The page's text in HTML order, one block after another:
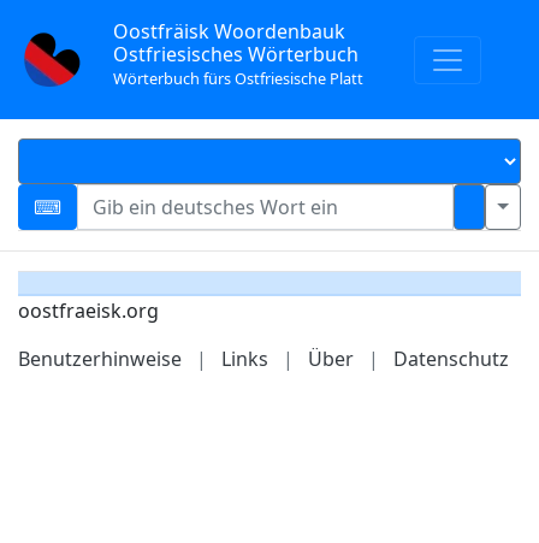
Oostfräisk Woordenbauk
Ostfriesisches Wörterbuch
Wörterbuch fürs Ostfriesische Platt
oostfraeisk.org
Benutzerhinweise
| Links | Über | Datenschutz